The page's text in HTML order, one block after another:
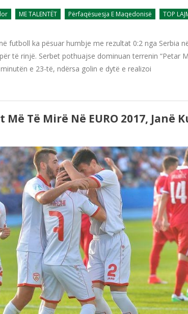
ME TALENTËT Përfaqësuesja E Maqedonisë TOP
futboll ka pësuar humbje me rezultat 0:2 nga Serbia
të rinjë. Serbet pothuajse dominuan terrenin “Petar
e 23-të, ndërsa golin e dytë e realizoi
Më Të Mirë Në EURO 2017, Janë